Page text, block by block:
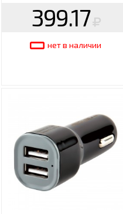
399.17
нет в наличии